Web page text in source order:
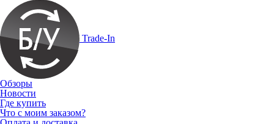
Trade-In
Обзоры
Новости
Где купить
Что с моим заказом?